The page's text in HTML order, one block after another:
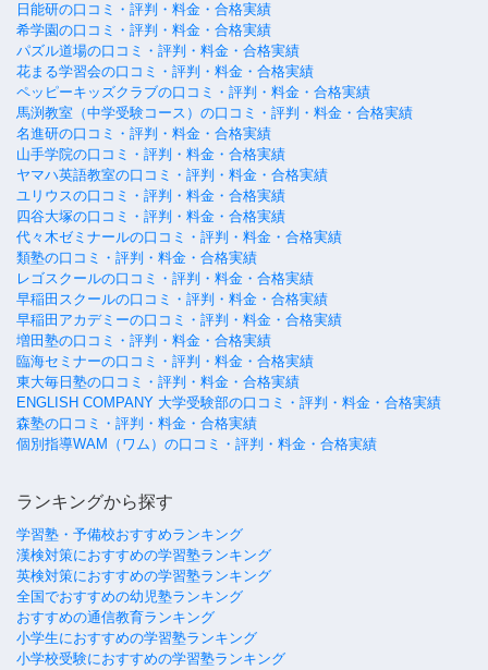
日能研の口コミ・評判・料金・合格実績
希学園の口コミ・評判・料金・合格実績
パズル道場の口コミ・評判・料金・合格実績
花まる学習会の口コミ・評判・料金・合格実績
ペッピーキッズクラブの口コミ・評判・料金・合格実績
馬渕教室（中学受験コース）の口コミ・評判・料金・合格実績
名進研の口コミ・評判・料金・合格実績
山手学院の口コミ・評判・料金・合格実績
ヤマハ英語教室の口コミ・評判・料金・合格実績
ユリウスの口コミ・評判・料金・合格実績
四谷大塚の口コミ・評判・料金・合格実績
代々木ゼミナールの口コミ・評判・料金・合格実績
類塾の口コミ・評判・料金・合格実績
レゴスクールの口コミ・評判・料金・合格実績
早稲田スクールの口コミ・評判・料金・合格実績
早稲田アカデミーの口コミ・評判・料金・合格実績
増田塾の口コミ・評判・料金・合格実績
臨海セミナーの口コミ・評判・料金・合格実績
東大毎日塾の口コミ・評判・料金・合格実績
ENGLISH COMPANY 大学受験部の口コミ・評判・料金・合格実績
森塾の口コミ・評判・料金・合格実績
個別指導WAM（ワム）の口コミ・評判・料金・合格実績
ランキングから探す
学習塾・予備校おすすめランキング
漢検対策におすすめの学習塾ランキング
英検対策におすすめの学習塾ランキング
全国でおすすめの幼児塾ランキング
おすすめの通信教育ランキング
小学生におすすめの学習塾ランキング
小学校受験におすすめの学習塾ランキング